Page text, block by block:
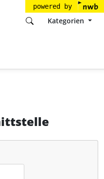
powered by
Kategorien